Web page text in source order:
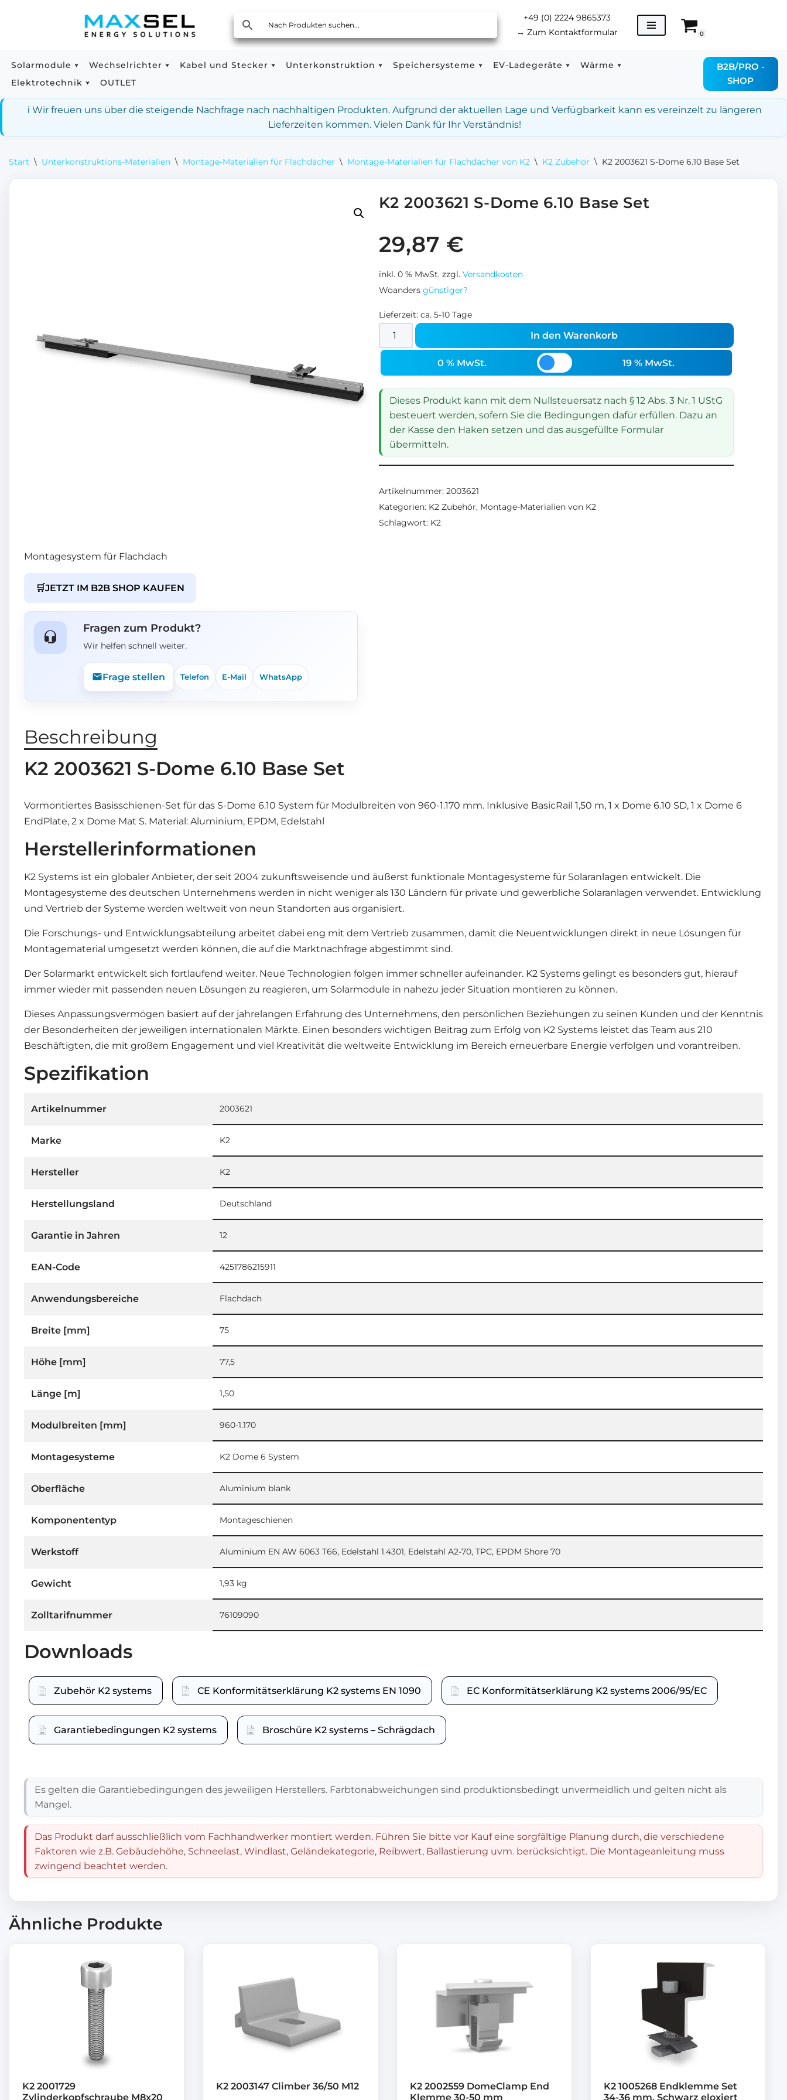
springen
+49 (0) 2224 9865373
→ Zum Kontaktformular 0
Solarmodule Wechselrichter Kabel und Stecker Unterkonstruktion Speichersysteme EV-Ladegeräte
Wärme
Elektrotechnik
OUTLET
B2B/PRO -
SHOP
ℹ️ Wir freuen uns über die steigende Nachfrage nach nachhaltigen Produkten. Aufgrund der aktuellen Lage und Verfügbarkeit kann es vereinzelt zu längeren
Lieferzeiten kommen. Vielen Dank für Ihr Verständnis!
Start \ Unterkonstruktions-Materialien \ Montage-Materialien für Flachdächer \ Montage-Materialien für Flachdächer von K2 \ K2 Zubehör \ K2 2003621 S-Dome 6.10 Base Set
Montagesystem für Flachdach
🛒JETZT IM B2B SHOP KAUFEN
Fragen zum Produkt?
Wir helfen schnell weiter.
Frage stellen Telefon E-Mail WhatsApp
K2 2003621 S-Dome 6.10 Base Set
29,87 €
inkl. 0 % MwSt. zzgl. Versandkosten
Woanders günstiger?
Lieferzeit: ca. 5-10 Tage
In den Warenkorb
0 % MwSt. 19 % MwSt.
Dieses Produkt kann mit dem Nullsteuersatz nach § 12 Abs. 3 Nr. 1 UStG
besteuert werden, sofern Sie die Bedingungen dafür erfüllen. Dazu an
der Kasse den Haken setzen und das ausgefüllte Formular
übermitteln.
Artikelnummer: 2003621
Kategorien: K2 Zubehör, Montage-Materialien von K2
Schlagwort: K2
Beschreibung
K2 2003621 S-Dome 6.10 Base Set
Vormontiertes Basisschienen-Set für das S-Dome 6.10 System für Modulbreiten von 960-1.170 mm. Inklusive BasicRail 1,50 m, 1 x Dome 6.10 SD, 1 x Dome 6
EndPlate, 2 x Dome Mat S. Material: Aluminium, EPDM, Edelstahl
Herstellerinformationen
K2 Systems ist ein globaler Anbieter, der seit 2004 zukunftsweisende und äußerst funktionale Montagesysteme für Solaranlagen entwickelt. Die
Montagesysteme des deutschen Unternehmens werden in nicht weniger als 130 Ländern für private und gewerbliche Solaranlagen verwendet. Entwicklung
und Vertrieb der Systeme werden weltweit von neun Standorten aus organisiert.
Die Forschungs- und Entwicklungsabteilung arbeitet dabei eng mit dem Vertrieb zusammen, damit die Neuentwicklungen direkt in neue Lösungen für
Montagematerial umgesetzt werden können, die auf die Marktnachfrage abgestimmt sind.
Der Solarmarkt entwickelt sich fortlaufend weiter. Neue Technologien folgen immer schneller aufeinander. K2 Systems gelingt es besonders gut, hierauf
immer wieder mit passenden neuen Lösungen zu reagieren, um Solarmodule in nahezu jeder Situation montieren zu können.
Dieses Anpassungsvermögen basiert auf der jahrelangen Erfahrung des Unternehmens, den persönlichen Beziehungen zu seinen Kunden und der Kenntnis
der Besonderheiten der jeweiligen internationalen Märkte. Einen besonders wichtigen Beitrag zum Erfolg von K2 Systems leistet das Team aus 210
Beschäftigten, die mit großem Engagement und viel Kreativität die weltweite Entwicklung im Bereich erneuerbare Energie verfolgen und vorantreiben.
Spezifikation
Artikelnummer 2003621
Marke K2
Hersteller K2
Herstellungsland Deutschland
Garantie in Jahren 12
EAN-Code 4251786215911
Anwendungsbereiche Flachdach
Breite [mm] 75
Höhe [mm] 77,5
Länge [m] 1,50
Modulbreiten [mm] 960-1.170
Montagesysteme K2 Dome 6 System
Oberfläche Aluminium blank
Komponententyp Montageschienen
Werkstoff Aluminium EN AW 6063 T66, Edelstahl 1.4301, Edelstahl A2-70, TPC, EPDM Shore 70
Gewicht 1,93 kg
Zolltarifnummer 76109090
Downloads
Zubehör K2 systems CE Konformitätserklärung K2 systems EN 1090 EC Konformitätserklärung K2 systems 2006/95/EC
Garantiebedingungen K2 systems Broschüre K2 systems – Schrägdach
Es gelten die Garantiebedingungen des jeweiligen Herstellers. Farbtonabweichungen sind produktionsbedingt unvermeidlich und gelten nicht als
Mangel.
Das Produkt darf ausschließlich vom Fachhandwerker montiert werden. Führen Sie bitte vor Kauf eine sorgfältige Planung durch, die verschiedene
Faktoren wie z.B. Gebäudehöhe, Schneelast, Windlast, Geländekategorie, Reibwert, Ballastierung uvm. berücksichtigt. Die Montageanleitung muss
zwingend beachtet werden.
Ähnliche Produkte
K2 2001729
Zylinderkopfschraube M8x20
K2 2003147 Climber 36/50 M12
K2 2002559 DomeClamp End
Klemme 30-50 mm
K2 1005268 Endklemme Set
34-36 mm, Schwarz eloxiert